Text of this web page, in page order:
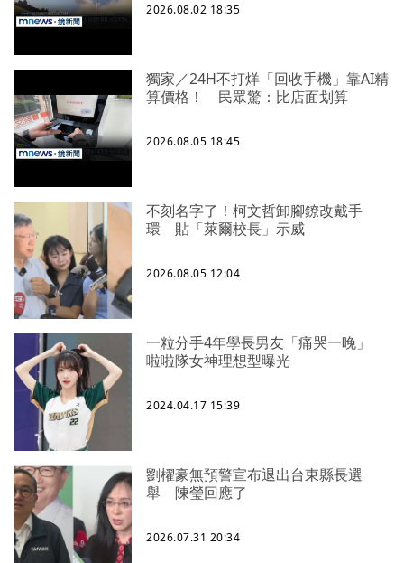
2026.08.02 18:35
獨家／24H不打烊「回收手機」靠AI精
算價格！ 民眾驚：比店面划算
2026.08.05 18:45
不刻名字了！柯文哲卸腳鐐改戴手
環 貼「萊爾校長」示威
2026.08.05 12:04
一粒分手4年學長男友「痛哭一晚」
啦啦隊女神理想型曝光
2024.04.17 15:39
劉櫂豪無預警宣布退出台東縣長選
舉 陳瑩回應了
2026.07.31 20:34